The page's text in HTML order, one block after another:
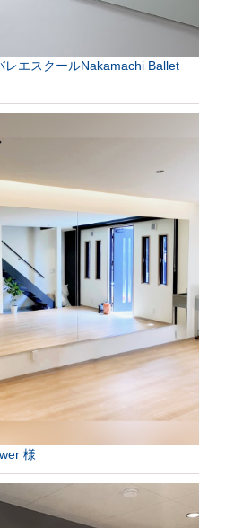
エスクールNakamachi Ballet
様